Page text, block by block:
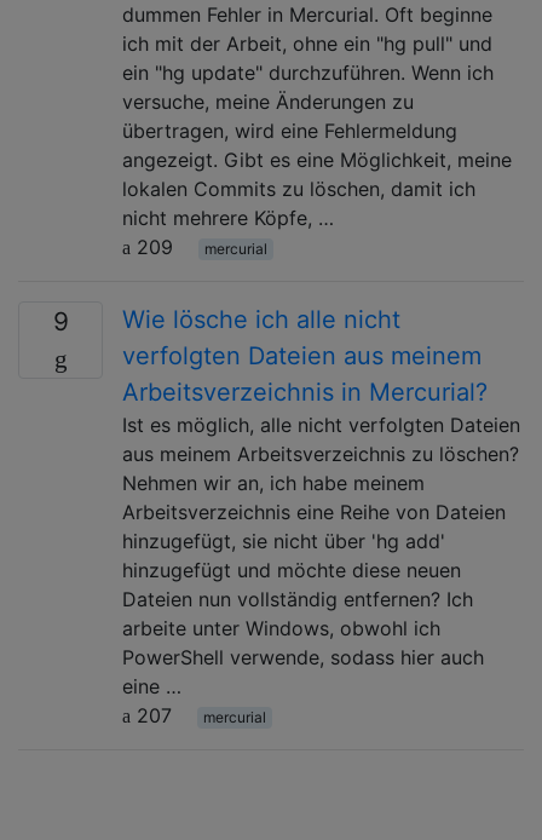
dummen Fehler in Mercurial. Oft beginne
ich mit der Arbeit, ohne ein "hg pull" und
ein "hg update" durchzuführen. Wenn ich
versuche, meine Änderungen zu
übertragen, wird eine Fehlermeldung
angezeigt. Gibt es eine Möglichkeit, meine
lokalen Commits zu löschen, damit ich
nicht mehrere Köpfe, …
209
mercurial
9
Wie lösche ich alle nicht
verfolgten Dateien aus meinem
Arbeitsverzeichnis in Mercurial?
Ist es möglich, alle nicht verfolgten Dateien
aus meinem Arbeitsverzeichnis zu löschen?
Nehmen wir an, ich habe meinem
Arbeitsverzeichnis eine Reihe von Dateien
hinzugefügt, sie nicht über 'hg add'
hinzugefügt und möchte diese neuen
Dateien nun vollständig entfernen? Ich
arbeite unter Windows, obwohl ich
PowerShell verwende, sodass hier auch
eine …
207
mercurial